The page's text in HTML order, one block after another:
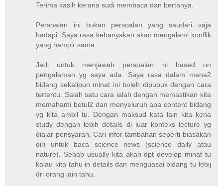
Terima kasih kerana sudi membaca dan bertanya.
Persoalan ini bukan persoalan yang saudari saja
hadapi. Saya rasa kebanyakan akan mengalami konflik
yang hampir sama.
Jadi untuk menjawab persoalan ni based on
pengalaman yg saya ada. Saya rasa dalam mana2
bidang sekalipun minat ini boleh dipupuk dengan cara
tertentu. Salah satu cara ialah dengan memastikan kita
memahami betul2 dan menyeluruh apa content bidang
yg kita ambil tu. Dengan maksud kata lain kita kena
study dengan lebih details di luar konteks lecture yg
diajar pensyarah. Cari infor tambahan seperti biasakan
diri untuk baca science news (science daily atau
nature). Sebab usually kita akan dpt develop minat tu
kalau kita tahu in details dan menguasai bidang tu lebij
dri orang lain tahu.